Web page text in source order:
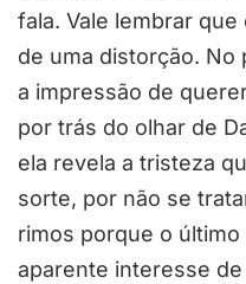
fala. Vale lembrar
de uma distorção. No
a impressão de
por trás do olhar de
ela revela a tristeza
sorte, por não se
rimos porque o
aparente interesse